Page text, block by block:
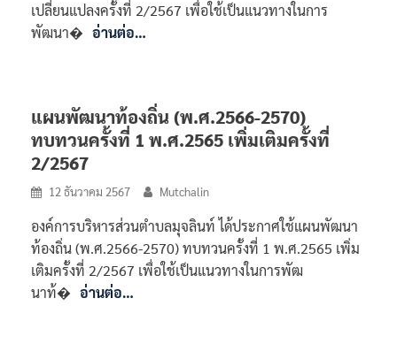
เปลี่ยนแปลงครั้งที่ 2/2567 เพื่อใช้เป็นแนวทางในการ
พัฒนา� อ่านต่อ…
แผนพัฒนาท้องถิ่น (พ.ศ.2566-2570)
ทบทวนครั้งที่ 1 พ.ศ.2565 เพิ่มเติมครั้งที่
2/2567
12 ธันวาคม 2567 Mutchalin
องค์การบริหารส่วนตำบลมุจลินท์ ได้ประกาศใช้แผนพัฒนา
ท้องถิ่น (พ.ศ.2566-2570) ทบทวนครั้งที่ 1 พ.ศ.2565 เพิ่ม
เติมครั้งที่ 2/2567 เพื่อใช้เป็นแนวทางในการพัฒ
นาท้� อ่านต่อ…